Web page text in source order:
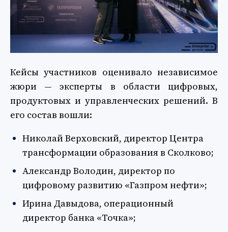
Кейсы участников оценивало независимое
жюри — эксперты в области цифровых,
продуктовых и управленческих решений. В
его состав вошли:
Николай Верховский, директор Центра
трансформации образования в Сколково;
Александр Володин, директор по
цифровому развитию «Газпром нефти»;
Ирина Давыдова, операционный
директор банка «Точка»;